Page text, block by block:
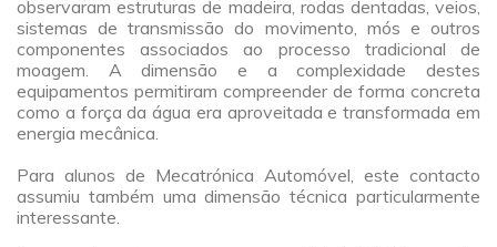
observaram estruturas de madeira, rodas dentadas, veios,
sistemas de transmissão do movimento, mós e outros
componentes associados ao processo tradicional de
moagem. A dimensão e a complexidade destes
equipamentos permitiram compreender de forma concreta
como a força da água era aproveitada e transformada em
energia mecânica.
Para alunos de Mecatrónica Automóvel, este contacto
assumiu também uma dimensão técnica particularmente
interessante.